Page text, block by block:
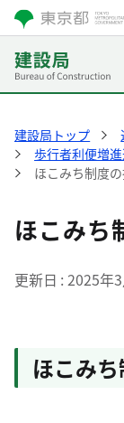
建設局トップ
歩行者利便増
ほこみち制度
ほこみち
更新日 2025年
ほこみ